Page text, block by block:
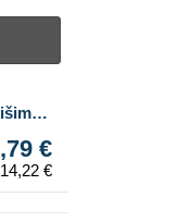
€
14,22 €